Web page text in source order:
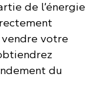
de l’énergie
votre
du